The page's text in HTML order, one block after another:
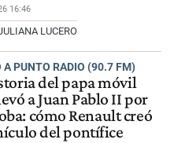
16:46
LUCERO
A PUNTO RADIO (90.7 FM)
del papa móvil
a Juan Pablo II por
cómo Renault creó
del pontífice